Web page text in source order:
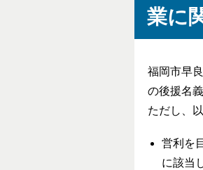
業に
福岡市早
の後援名
ただし、
営利を
に該当